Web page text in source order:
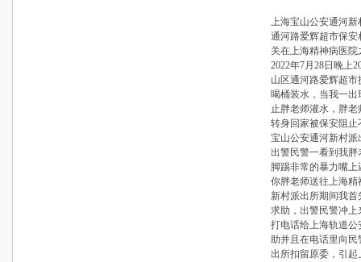
上海宝山公安通河
通河路爱辉超市保
关在上海精神病医院
2022年7月28日晚上
山区通河路爱辉超
喝桶装水，当我一
止胖老师灌水，胖
转身回家被保安阻
宝山公安通河新村
出警民警一看到我
脚踢非常的暴力嘴
你胖老师送往上海
新村派出所期间我
求助，出警民警冲
打电话给上海轨道
助并且在电话里向
出所扣留原委，引